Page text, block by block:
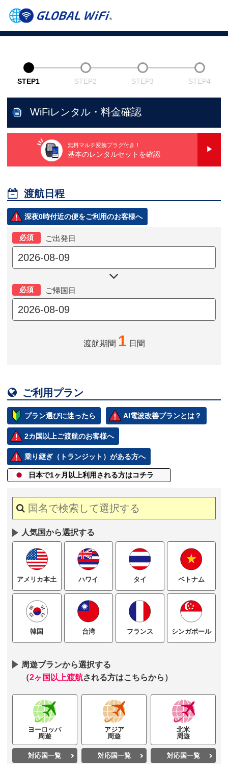
STEP1 STEP2 STEP3 STEP4
WiFiレンタル・料金確認
無料マルチ変換プラグ付き！
基本のレンタルセットを確認
 渡航日程
深夜0時付近の便をご利用のお客様へ
必須 ご出発日

必須 ご帰国日
渡航期間 1 日間
 ご利用プラン
プラン選びに迷ったら AI電波改善プランとは？
2カ国以上ご渡航のお客様へ
乗り継ぎ（トランジット）がある方へ
日本で1ヶ月以上利用される方はコチラ
人気国から選択する
アメリカ本土 ハワイ タイ ベトナム
韓国 台湾 フランス シンガポール
周遊プランから選択する
（2ヶ国以上渡航される方はこちらから）
ヨーロッパ
周遊
対応国一覧
アジア
周遊
対応国一覧
北米
周遊
対応国一覧